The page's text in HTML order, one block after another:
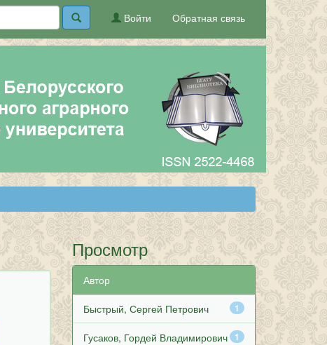
Обратная связь
Войти
Просмотр
Автор
1
Быстрый, Сергей Петрович
1
Гусаков, Гордей Владимирович